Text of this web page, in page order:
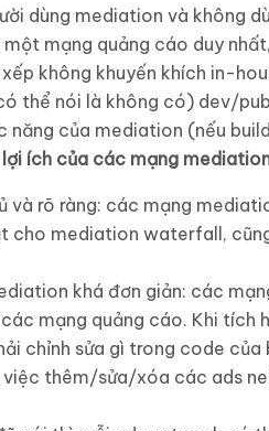
dùng mediation và không
mạng quảng cáo duy
không khuyến khích in-
thể nói là không có) dev/
năng của mediation (nếu
ích của các mạng
rõ ràng: các mạng
cho mediation waterfall,
khá đơn giản: các
mạng quảng cáo. Khi
chỉnh sửa gì trong code
thêm/sửa/xóa các ads